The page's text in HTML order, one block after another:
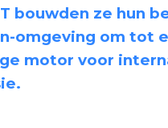
bouwden ze hun
omgeving om tot
motor voor